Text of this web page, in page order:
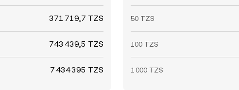
371 719,7 TZS
743 439,5 TZS
7 434 395 TZS
50 TZS
100 TZS
1 000 TZS